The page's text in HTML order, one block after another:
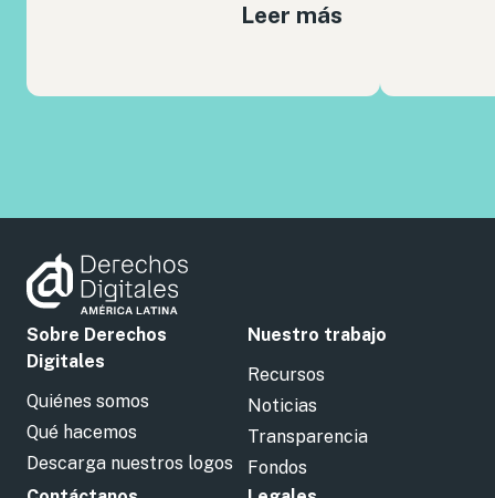
Leer más
Sobre Derechos
Digitales
Quiénes somos
Qué hacemos
Descarga nuestros logos
Nuestro trabajo
Recursos
Noticias
Transparencia
Fondos